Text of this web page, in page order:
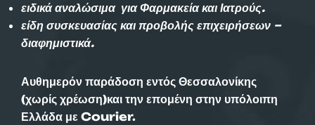
ειδικά αναλώσιμα για Φαρμακεία και Ιατρούς.
είδη συσκευασίας και προβολής επιχειρήσεων –
διαφημιστικά.
Αυθημερόν παράδοση εντός Θεσσαλονίκης
(χωρίς χρέωση)και την επομένη στην υπόλοιπη
Ελλάδα με Courier.